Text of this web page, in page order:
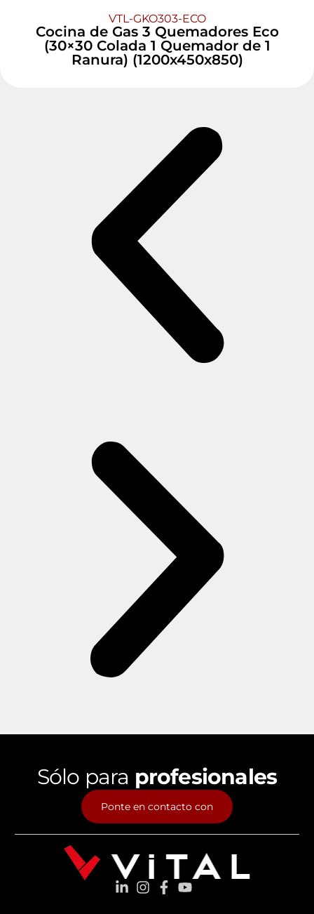
VTL-GKO303-ECO
Cocina de Gas 3 Quemadores Eco
(30×30 Colada 1 Quemador de 1
Ranura) (1200x450x850)
Sólo para profesionales
Ponte en contacto con